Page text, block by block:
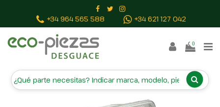
+34 964 565 588 +34 621 127 042
0
FARO DERECHO